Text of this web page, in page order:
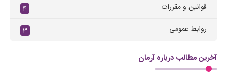
قوانین و مقررات
۴
روابط عمومی
۳
آخرین مطالب درباره آرمان